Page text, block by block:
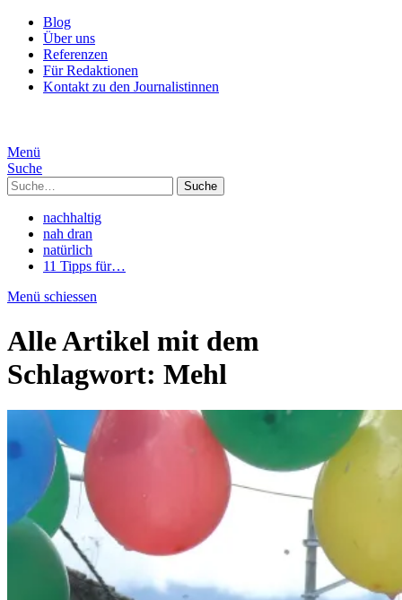
Blog
Über uns
Referenzen
Für Redaktionen
Kontakt zu den Journalistinnen
Menü
Suche
Suche
nachhaltig
nah dran
natürlich
11 Tipps für…
Menü schiessen
Alle Artikel mit dem
Schlagwort: Mehl